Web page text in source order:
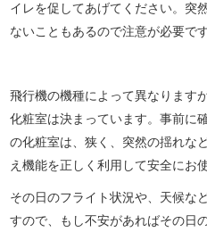
イレを促してあげてください。突
ないこともあるので注意が必要です
飛行機の機種によって異なります
化粧室は決まっています。事前に
の化粧室は、狭く、突然の揺れな
え機能を正しく利用して安全にお
その日のフライト状況や、天候な
すので、もし不安があればその日